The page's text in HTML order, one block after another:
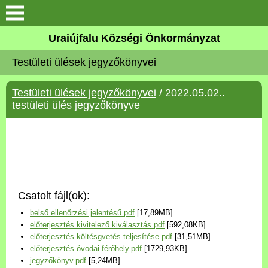
Köszöntő
Elérhetőségek
Uraiújfalu
Választási információk
Versenyképes Járások
Program
Uraiújfalu Községi Önkormányzat
Testületi ülések jegyzőkönyvei
Testületi ülések jegyzőkönyvei / 2022.05.02..
testületi ülés jegyzőkönyve
Csatolt fájl(ok):
belső ellenőrzési jelentésű.pdf [17,89MB]
előterjesztés kivitelező kiválasztás.pdf [592,08KB]
előterjesztés költésgvetés teljesítése.pdf [31,51MB]
előterjesztés óvodai férőhely.pdf [1729,93KB]
jegyzőkönyv.pdf [5,24MB]